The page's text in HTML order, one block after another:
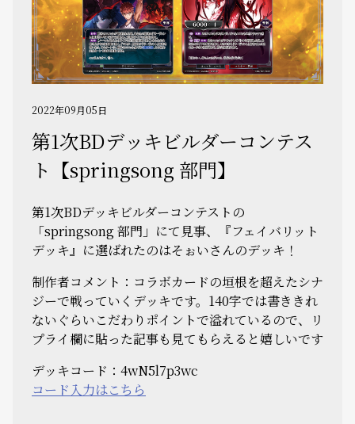
2022年09月05日
第1次BDデッキビルダーコンテス
ト【springsong 部門】
第1次BDデッキビルダーコンテストの
「springsong 部門」にて見事、『フェイバリット
デッキ』に選ばれたのはそぉいさんのデッキ！
制作者コメント：コラボカードの垣根を超えたシナ
ジーで戦っていくデッキです。140字では書ききれ
ないぐらいこだわりポイントで溢れているので、リ
プライ欄に貼った記事も見てもらえると嬉しいです
デッキコード：4wN5l7p3wc
コード入力はこちら